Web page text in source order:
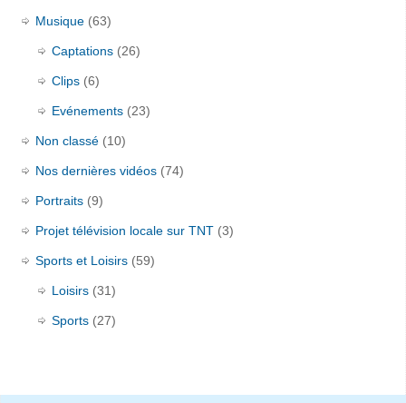
Musique (63)
Captations (26)
Clips (6)
Evénements (23)
Non classé (10)
Nos dernières vidéos (74)
Portraits (9)
Projet télévision locale sur TNT (3)
Sports et Loisirs (59)
Loisirs (31)
Sports (27)